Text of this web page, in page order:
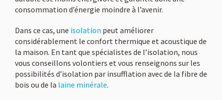
consommation d’énergie moindre à l’avenir.
Dans ce cas, une isolation peut améliorer
considérablement le confort thermique et acoustique de
la maison. En tant que spécialistes de l’isolation, nous
vous conseillons volontiers et vous renseignons sur les
possibilités d’isolation par insufflation avec de la fibre de
bois ou de la laine minérale.